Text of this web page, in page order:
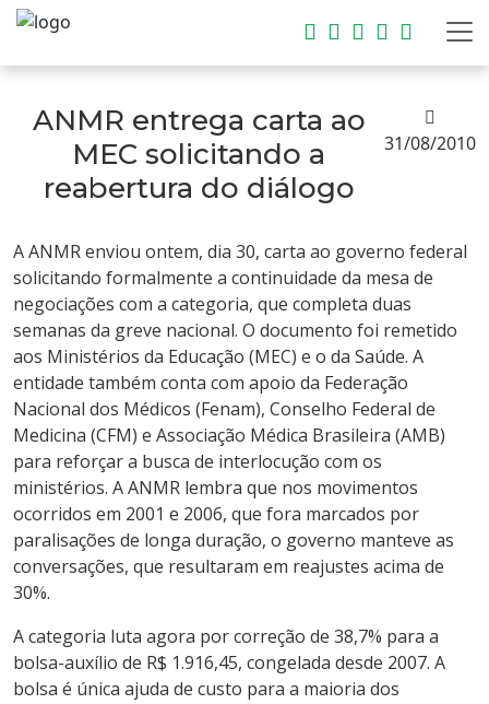
ANMR entrega carta ao
MEC solicitando a
reabertura do diálogo
31/08/2010
A ANMR enviou ontem, dia 30, carta ao governo federal
solicitando formalmente a continuidade da mesa de
negociações com a categoria, que completa duas
semanas da greve nacional. O documento foi remetido
aos Ministérios da Educação (MEC) e o da Saúde. A
entidade também conta com apoio da Federação
Nacional dos Médicos (Fenam), Conselho Federal de
Medicina (CFM) e Associação Médica Brasileira (AMB)
para reforçar a busca de interlocução com os
ministérios. A ANMR lembra que nos movimentos
ocorridos em 2001 e 2006, que fora marcados por
paralisações de longa duração, o governo manteve as
conversações, que resultaram em reajustes acima de
30%.
A categoria luta agora por correção de 38,7% para a
bolsa-auxílio de R$ 1.916,45, congelada desde 2007. A
bolsa é única ajuda de custo para a maioria dos